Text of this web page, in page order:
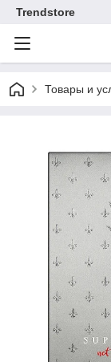
Trendstore
Товары и